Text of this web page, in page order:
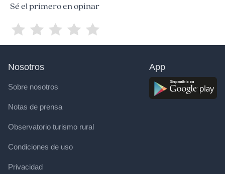
Sé el primero en opinar
Nosotros
Sobre nosotros
Notas de prensa
Observatorio turismo rural
Condiciones de uso
Privacidad
App